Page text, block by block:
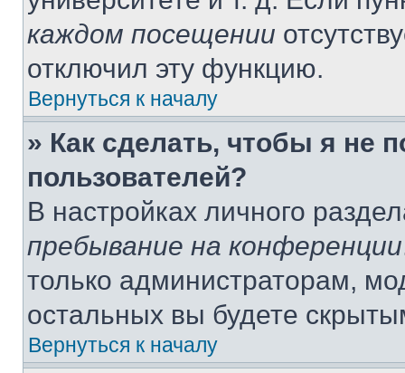
каждом посещении
отключил эту функцию.
Вернуться к началу
» Как сделать, чтобы я не
пользователей?
В настройках личного
пребывание на конференции
только администраторам,
остальных вы будете
Вернуться к началу